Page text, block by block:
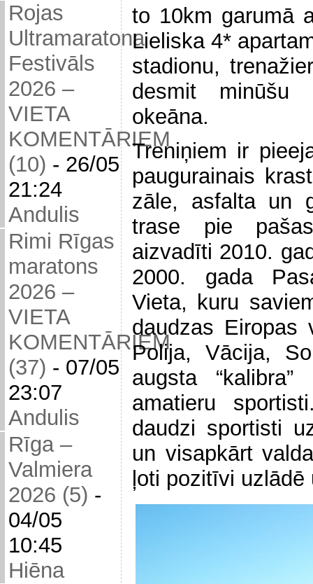
Rojas
Ultramaratona
Festivāls
2026 –
VIETA
KOMENTĀRIEM
(10) - 26/05
21:24
Andulis
Rimi Rīgas
maratons
2026 –
VIETA
KOMENTĀRIEM
(37) - 07/05
23:07
Andulis
Rīga –
Valmiera
2026 (5) -
04/05
10:45
Hiēna
to 10km garumā
Lieliska 4*
stadionu,
desmit minūšu
okeāna.
Treniņiem ir
paugurainais
zāle, asfalta un
trase pie
aizvadīti 2010.
2000. gada
Vieta, kuru
daudzas Eiropas
Polija, Vācija,
augsta
amatieru
daudzi sportisti
un visapkārt
ļoti pozitīvi